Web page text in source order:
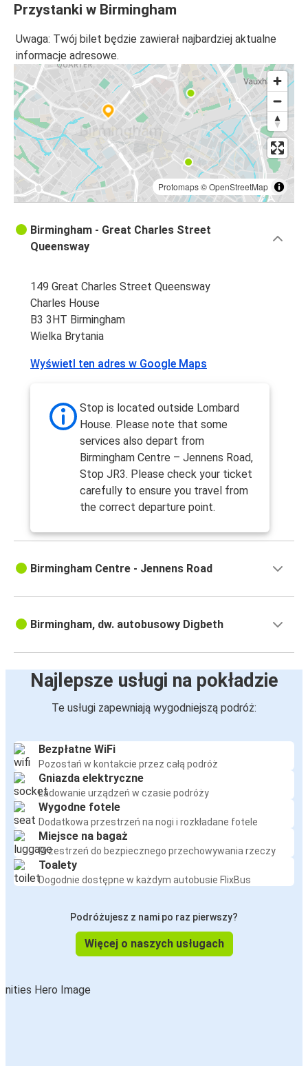
Przystanki w Birmingham
Uwaga: Twój bilet będzie zawierał najbardziej aktualne
informacje adresowe.
Protomaps©OpenStreetMap
Birmingham - Great Charles Street
Queensway
149 Great Charles Street Queensway
Charles House
B3 3HT Birmingham
Wielka Brytania
Wyświetl ten adres w Google Maps
Stop is located outside Lombard
House. Please note that some
services also depart from
Birmingham Centre – Jennens Road,
Stop JR3. Please check your ticket
carefully to ensure you travel from
the correct departure point.
Birmingham Centre - Jennens Road
Birmingham, dw. autobusowy Digbeth
Najlepsze usługi na pokładzie
Te usługi zapewniają wygodniejszą podróż:
Bezpłatne WiFi
Pozostań w kontakcie przez całą podróż
Gniazda elektryczne
Ładowanie urządzeń w czasie podróży
Wygodne fotele
Dodatkowa przestrzeń na nogi i rozkładane fotele
Miejsce na bagaż
Przestrzeń do bezpiecznego przechowywania rzeczy
Toalety
Dogodnie dostępne w każdym autobusie FlixBus
Podróżujesz z nami po raz pierwszy?
Więcej o naszych usługach